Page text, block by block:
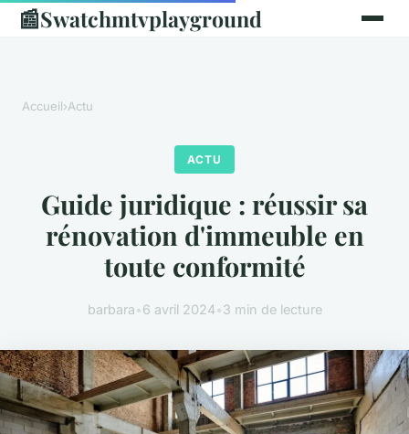
📰Swatchmtvplayground
Accueil›Actu
ACTU
Guide juridique : réussir sa
rénovation d'immeuble en
toute conformité
barbara•6 avril 2024•3 min de lecture